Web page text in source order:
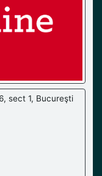
sect 1, Bucureşti